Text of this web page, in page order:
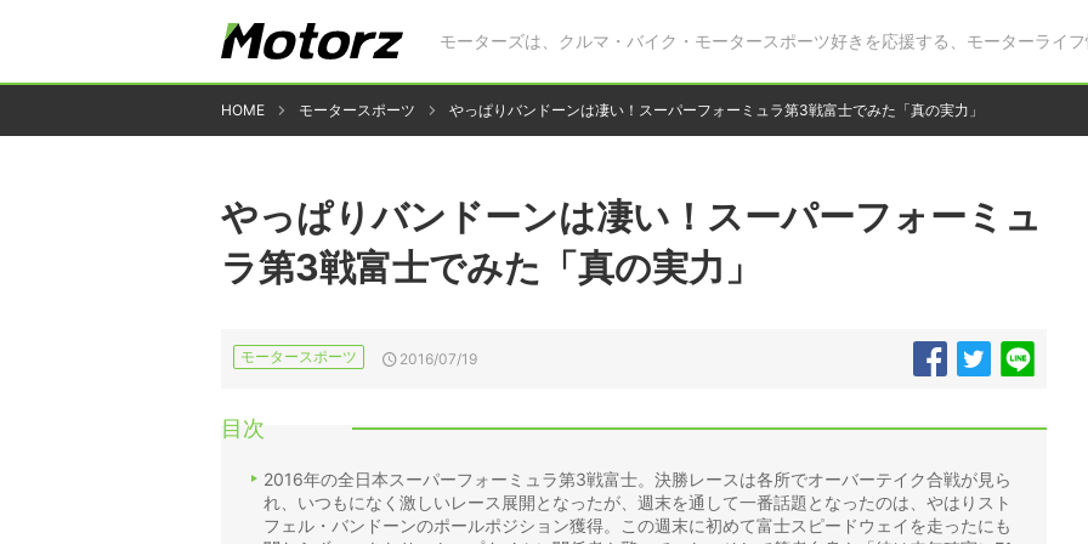
モーターズは、クルマ・バイク・モータースポーツ好きを応援する、モーターライフ
HOME モータースポーツ やっぱりバンドーンは凄い！スーパーフォーミュラ第3戦富士でみた「真の実力」
やっぱりバンドーンは凄い！スーパーフォーミュ
ラ第3戦富士でみた「真の実力」
モータースポーツ 2016/07/19
目次
2016年の全日本スーパーフォーミュラ第3戦富士。決勝レースは各所でオーバーテイク合戦が見ら
れ、いつもになく激しいレース展開となったが、週末を通して一番話題となったのは、やはりスト
フェル・バンドーンのポールポジション獲得。この週末に初めて富士スピードウェイを走ったにも